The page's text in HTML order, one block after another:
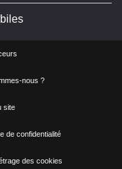
nous ?
site
de confidentialité
des cookies